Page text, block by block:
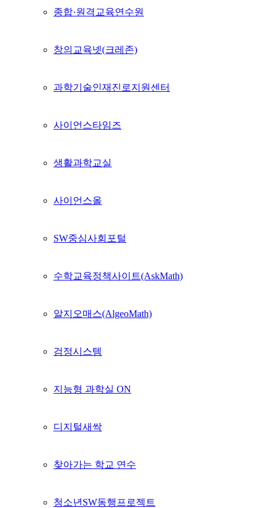
종합·원격교육연수원
창의교육넷(크레존)
과학기술인재진로지원센터
사이언스타임즈
생활과학교실
사이언스올
SW중심사회포털
수학교육정책사이트(AskMath)
알지오매스(AlgeoMath)
검정시스템
지능형 과학실 ON
디지털새싹
찾아가는 학교 연수
청소년SW동행프로젝트